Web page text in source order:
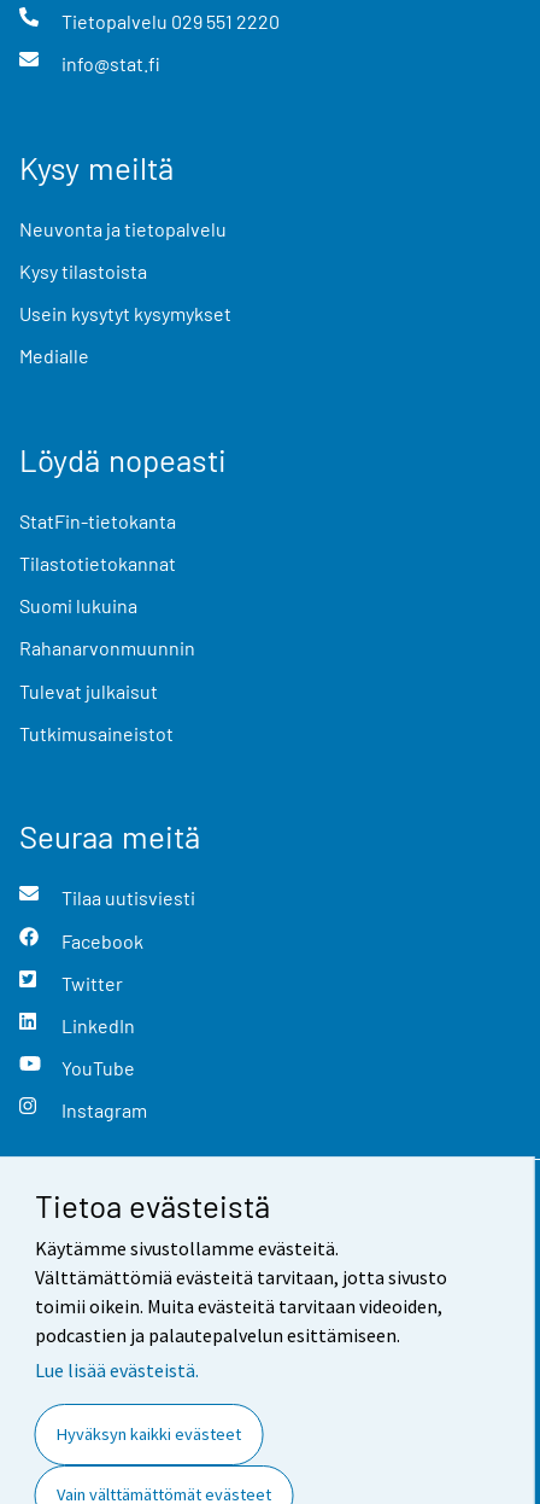
Tietoa evästeistä
Käytämme sivustollamme evästeitä.
Välttämättömiä evästeitä tarvitaan, jotta sivusto
toimii oikein. Muita evästeitä tarvitaan videoiden,
podcastien ja palautepalvelun esittämiseen.
Lue lisää evästeistä.
Hyväksyn kaikki evästeet
Vain välttämättömät evästeet
Tietopalvelu 029 551 2220
info@stat.fi
Kysy meiltä
Neuvonta ja tietopalvelu
Kysy tilastoista
Usein kysytyt kysymykset
Medialle
Löydä nopeasti
StatFin-tietokanta
Tilastotietokannat
Suomi lukuina
Rahanarvonmuunnin
Tulevat julkaisut
Tutkimusaineistot
Seuraa meitä
Tilaa uutisviesti
Facebook
Twitter
LinkedIn
YouTube
Instagram
Yhteystiedot
Palaute
Käyttöehdot
Saavutettavuus
Tietoa sivustosta